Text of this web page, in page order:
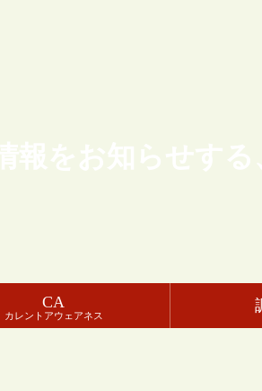
報をお知らせす
CA
カレントアウェアネス